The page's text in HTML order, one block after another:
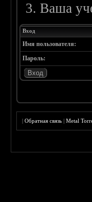
Ваша
Вход
Имя пользователя:
Пароль:
|Обратная связь |Metal